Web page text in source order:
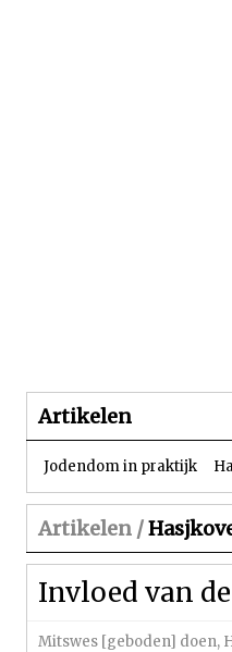
Artikelen
Jodendom in praktijk
Artikelen /
Invloed van
Mitswes [geboden] doen,